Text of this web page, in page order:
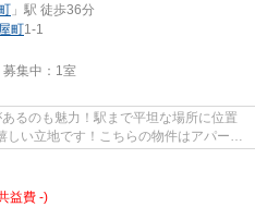
」駅 徒歩36分
町1-1
集中： 1室
るのも魅力！駅まで平坦な場所に位置
い立地です！こちらの物件はアパート
益費 -)